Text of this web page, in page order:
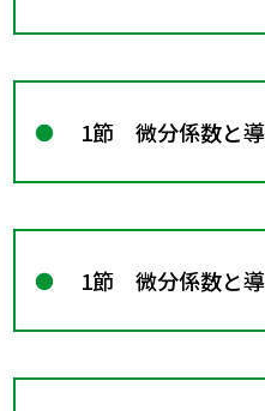
1節 微分係数と
1節 微分係数と